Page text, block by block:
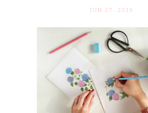
JUN 27. 2019